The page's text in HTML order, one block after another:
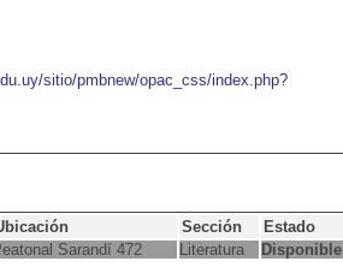
sitio/pmbnew/opac_css/index.php?
Sección
Estado
Sarandí 472 Literatura Disponible